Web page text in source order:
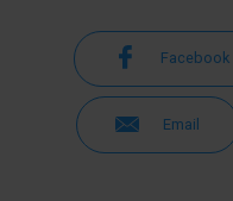
Facebook
Email